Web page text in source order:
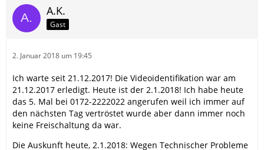
A.K.
Gast
2. Januar 2018 um 19:45
Ich warte seit 21.12.2017! Die Videoidentifikation war am
21.12.2017 erledigt. Heute ist der 2.1.2018! Ich habe heute
das 5. Mal bei 0172-2222022 angerufen weil ich immer auf
den nächsten Tag vertröstet wurde aber dann immer noch
keine Freischaltung da war.
Die Auskunft heute, 2.1.2018: Wegen Technischer Probleme